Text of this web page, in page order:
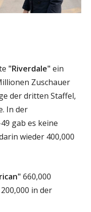
"Riverdale" ein
Zuschauer
der dritten Staffel,
In der
gab es keine
wieder 400,000
660,000
in der